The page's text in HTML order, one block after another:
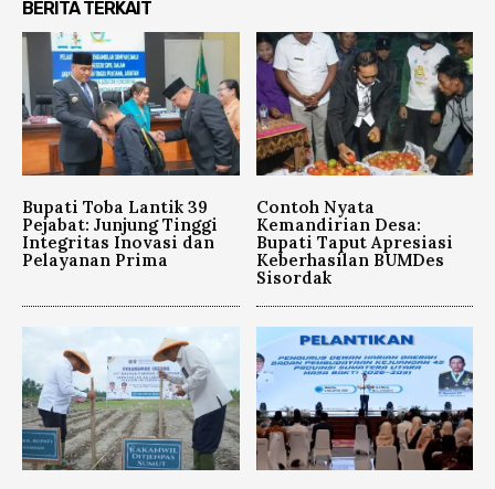
BERITA TERKAIT
Bupati Toba Lantik 39
Pejabat: Junjung Tinggi
Integritas Inovasi dan
Pelayanan Prima
Contoh Nyata
Kemandirian Desa:
Bupati Taput Apresiasi
Keberhasilan BUMDes
Sisordak